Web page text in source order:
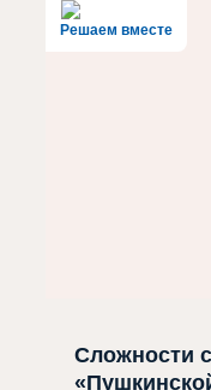
Решаем вместе
Сложности